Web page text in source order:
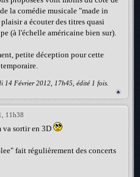
la comédie musicale "made in
a écouter des titres quasi
(à l'échelle américaine bien sur).
petite déception pour cette
14 Février 2012, 17h45, édité 1 fois.
11h38
va sortir en 3D
fait régulièrement des concerts